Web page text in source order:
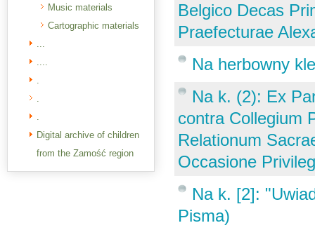
Music materials
Cartographic materials
...
....
.
.
.
Digital archive of children
from the Zamość region
Belgico Decas
Praefecturae
Na herbowny
Na k. (2): Ex
contra Collegium
Relationum
Occasione
Na k. [2]:
Pisma)